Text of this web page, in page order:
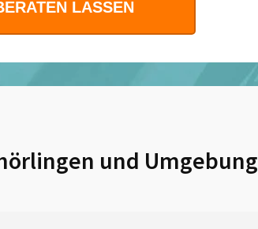
und Umgebung